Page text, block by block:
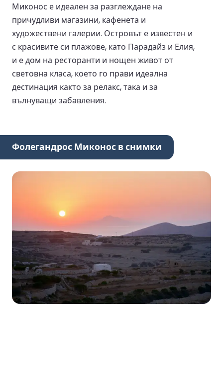
Миконос е идеален за разглеждане на
причудливи магазини, кафенета и
художествени галерии. Островът е известен и
с красивите си плажове, като Парадайз и Елия,
и е дом на ресторанти и нощен живот от
световна класа, което го прави идеална
дестинация както за релакс, така и за
вълнуващи забавления.
Фолегандрос Миконос в снимки